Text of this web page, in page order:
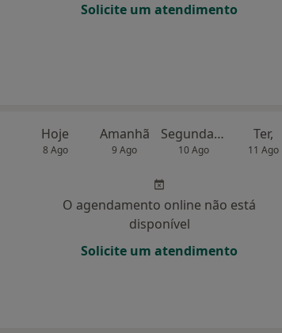
Solicite um atendimento
Hoje
8 Ago
Amanhã
9 Ago
Segunda-feira
10 Ago
Ter,
11 Ago
O agendamento online não está
disponível
Solicite um atendimento